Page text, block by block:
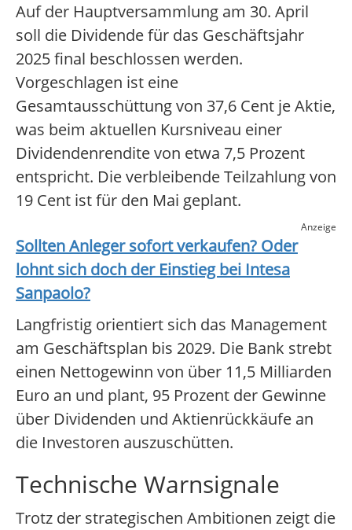
Auf der Hauptversammlung am 30. April
soll die Dividende für das Geschäftsjahr
2025 final beschlossen werden.
Vorgeschlagen ist eine
Gesamtausschüttung von 37,6 Cent je Aktie,
was beim aktuellen Kursniveau einer
Dividendenrendite von etwa 7,5 Prozent
entspricht. Die verbleibende Teilzahlung von
19 Cent ist für den Mai geplant.
Anzeige
Sollten Anleger sofort verkaufen? Oder
lohnt sich doch der Einstieg bei Intesa
Sanpaolo?
Langfristig orientiert sich das Management
am Geschäftsplan bis 2029. Die Bank strebt
einen Nettogewinn von über 11,5 Milliarden
Euro an und plant, 95 Prozent der Gewinne
über Dividenden und Aktienrückkäufe an
die Investoren auszuschütten.
Technische Warnsignale
Trotz der strategischen Ambitionen zeigt die